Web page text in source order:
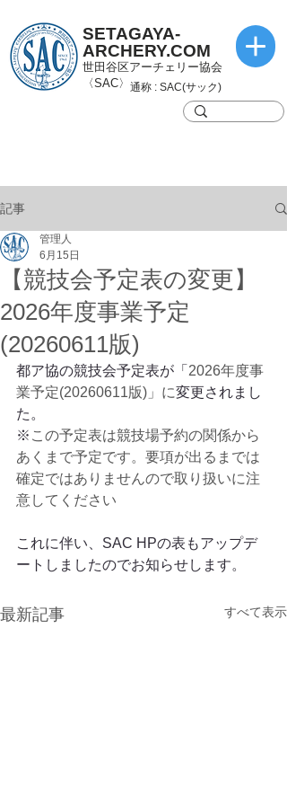
SETAGAYA-
ARCHERY.COM
世田谷区アーチェリー協会
〈SAC〉 通称 : SAC(サック)
記事
【競技会予定表の変更】
2026年度事業予定
(20260611版)
管理人
6月15日
都ア協の競技会予定表が「 2026年度事
業予定(20260611版)」に変更されまし
た。
※ この予定表は競技場予約の関係から
あくまで予定です。要項が出るまでは
確定ではありませんので取り扱いに注
意してください
これに伴い、SAC HPの表もアップデ
ートしましたのでお知らせします。
最新記事 すべて表示